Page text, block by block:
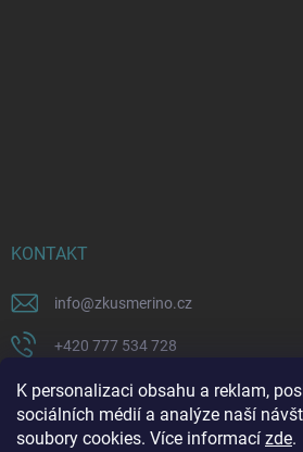
K personalizaci obsahu a reklam,
sociálních médií a analýze naší
soubory cookies. Více informací zde.
KONTAKT
info@zkusmerino.cz
+420 777 534 728
https://www.facebook.com/
zkusmerino.cz